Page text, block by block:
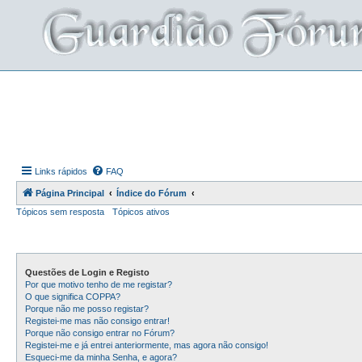
Links rápidos FAQ
Página Principal
Índice do Fórum
Tópicos sem resposta
Tópicos ativos
Questões de Login e Registo
Por que motivo tenho de me registar?
O que significa COPPA?
Porque não me posso registar?
Registei-me mas não consigo entrar!
Porque não consigo entrar no Fórum?
Registei-me e já entrei anteriormente, mas agora não consigo!
Esqueci-me da minha Senha, e agora?